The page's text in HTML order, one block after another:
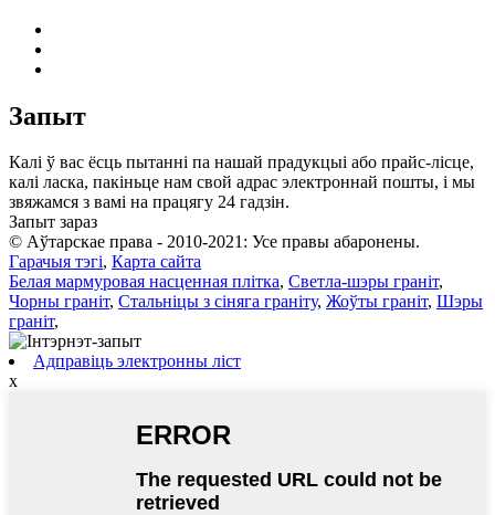
Запыт
Калі ў вас ёсць пытанні па нашай прадукцыі або прайс-лісце,
калі ласка, пакіньце нам свой адрас электроннай пошты, і мы
звяжамся з вамі на працягу 24 гадзін.
Запыт зараз
© Аўтарскае права - 2010-2021: Усе правы абаронены.
Гарачыя тэгі, Карта сайта
Белая мармуровая насценная плітка, Светла-шэры граніт,
Чорны граніт, Стальніцы з сіняга граніту, Жоўты граніт, Шэры
граніт,
Адправіць электронны ліст
x